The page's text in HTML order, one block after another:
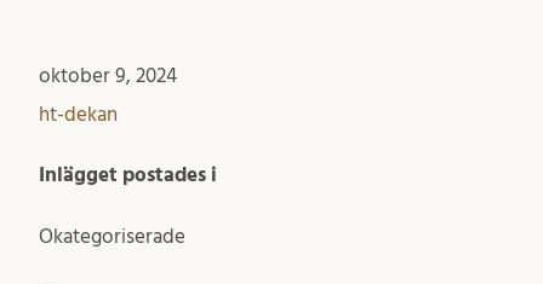
oktober 9, 2024
ht-dekan
Inlägget postades i
Okategoriserade